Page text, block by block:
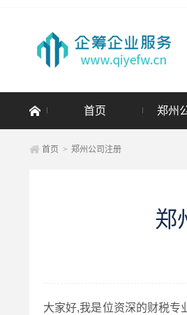
首页 郑州
首页 > 郑州公司注册
郑
大家好,我是位资深的财税